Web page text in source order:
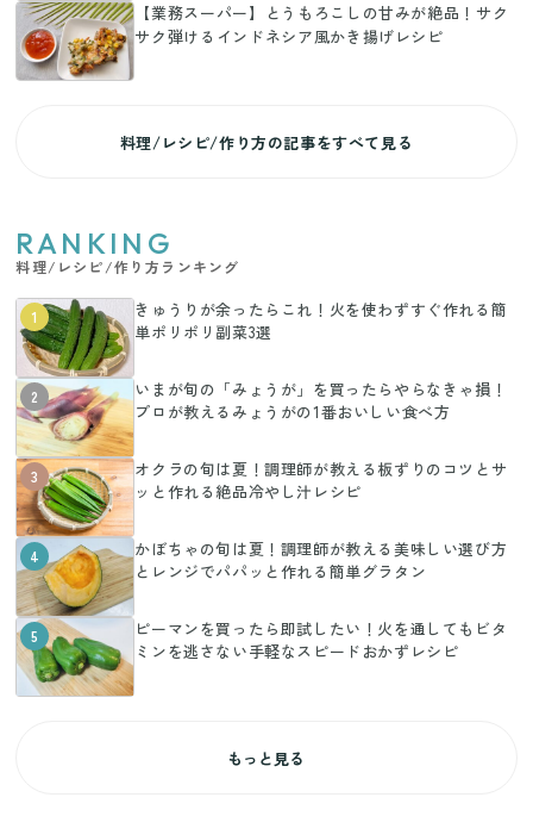
【業務スーパー】とうもろこしの甘みが絶品！サク
サク弾けるインドネシア風かき揚げレシピ
料理/レシピ/作り方の記事をすべて見る
RANKING
料理/レシピ/作り方ランキング
1
きゅうりが余ったらこれ！火を使わずすぐ作れる簡
単ポリポリ副菜3選
2
いまが旬の「みょうが」を買ったらやらなきゃ損！
プロが教えるみょうがの1番おいしい食べ方
3
オクラの旬は夏！調理師が教える板ずりのコツとサ
ッと作れる絶品冷やし汁レシピ
4
かぼちゃの旬は夏！調理師が教える美味しい選び方
とレンジでパパッと作れる簡単グラタン
5
ピーマンを買ったら即試したい！火を通してもビタ
ミンを逃さない手軽なスピードおかずレシピ
もっと見る